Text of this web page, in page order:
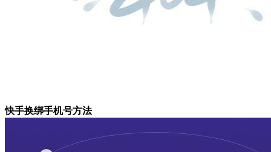
快手换绑手机号方法